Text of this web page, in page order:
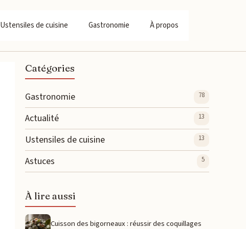
Ustensiles de cuisine Gastronomie À propos
Catégories
Gastronomie 78
Actualité 13
Ustensiles de cuisine 13
Astuces 5
À lire aussi
Cuisson des bigorneaux : réussir des coquillages